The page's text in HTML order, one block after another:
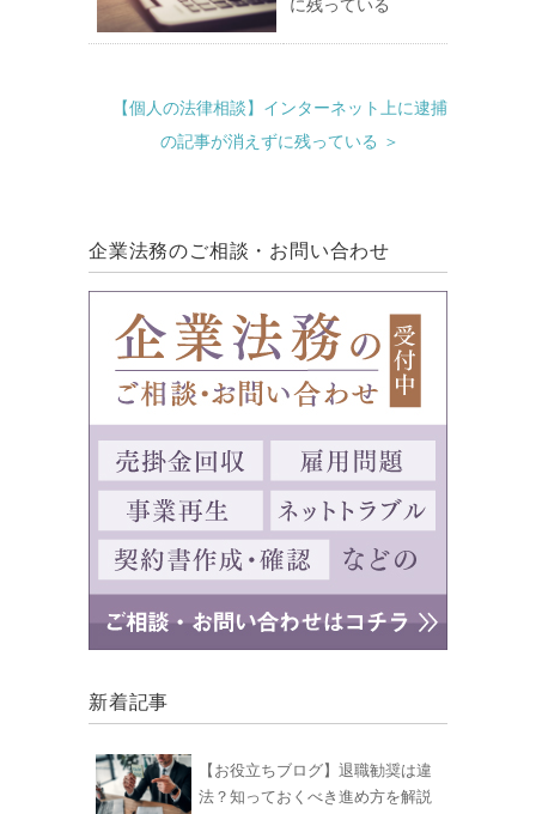
に残っている
【個人の法律相談】インターネット上に逮捕
の記事が消えずに残っている ＞
企業法務のご相談・お問い合わせ
新着記事
【お役立ちブログ】退職勧奨は違
法？知っておくべき進め方を解説